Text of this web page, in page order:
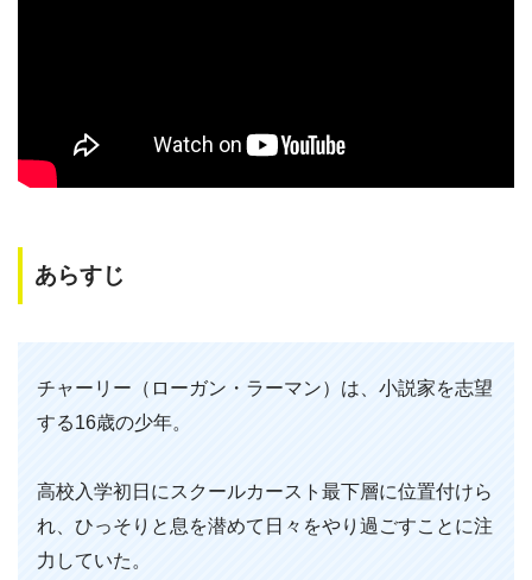
あらすじ
チャーリー（ローガン・ラーマン）は、小説家を志望
する16歳の少年。
高校入学初日にスクールカースト最下層に位置付けら
れ、ひっそりと息を潜めて日々をやり過ごすことに注
力していた。